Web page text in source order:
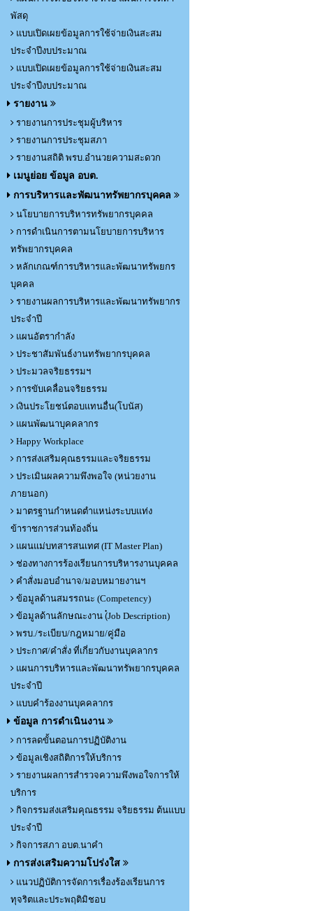
พัสดุ
แบบเปิดเผยข้อมูลการใช้จ่ายเงินสะสม
ประจำปีงบประมาณ
แบบเปิดเผยข้อมูลการใช้จ่ายเงินสะสม
ประจำปีงบประมาณ
รายงาน
รายงานการประชุมผู้บริหาร
รายงานการประชุมสภา
รายงานสถิติ พรบ.อำนวยความสะดวก
เมนูย่อย ข้อมูล อบต.
การบริหารและพัฒนาทรัพยากรบุคคล
นโยบายการบริหารทรัพยากรบุคคล
การดำเนินการตามนโยบายการบริหาร
ทรัพยากรบุคคล
หลักเกณฑ์การบริหารและพัฒนาทรัพยกร
บุคคล
รายงานผลการบริหารและพัฒนาทรัพยากร
ประจำปี
แผนอัตรากำลัง
ประชาสัมพันธ์งานทรัพยากรบุคคล
ประมวลจริยธรรมฯ
การขับเคลื่อนจริยธรรม
เงินประโยชน์ตอบแทนอื่น(โบนัส)
แผนพัฒนาบุคคลากร
Happy Workplace
การส่งเสริมคุณธรรมและจริยธรรม
ประเมินผลความพึงพอใจ (หน่วยงาน
ภายนอก)
มาตรฐานกำหนดตำแหน่งระบบแท่ง
ข้าราชการส่วนท้องถิ่น
แผนแม่บทสารสนเทศ (IT Master Plan)
ช่องทางการร้องเรียนการบริหารงานบุคคล
คำสั่งมอบอำนาจ/มอบหมายงานฯ
ข้อมูลด้านสมรรถนะ (Competency)
ข้อมูลด้านลักษณะงาน (๋Job Description)
พรบ./ระเบียบ/กฎหมาย/คู่มือ
ประกาศ/คำสั่ง ที่เกี่ยวกับงานบุคลากร
แผนการบริหารและพัฒนาทรัพยากรบุคคล
ประจำปี
แบบคำร้องงานบุคคลากร
ข้อมูล การดำเนินงาน
การลดขั้นตอนการปฏิบัติงาน
ข้อมูลเชิงสถิติการให้บริการ
รายงานผลการสำรวจความพึงพอใจการให้
บริการ
กิจกรรมส่งเสริมคุณธรรม จริยธรรม ต้นแบบ
ประจำปี
กิจการสภา อบต.นาคำ
การส่งเสริมความโปร่งใส
แนวปฏิบัติการจัดการเรื่องร้องเรียนการ
ทุจริตและประพฤติมิชอบ